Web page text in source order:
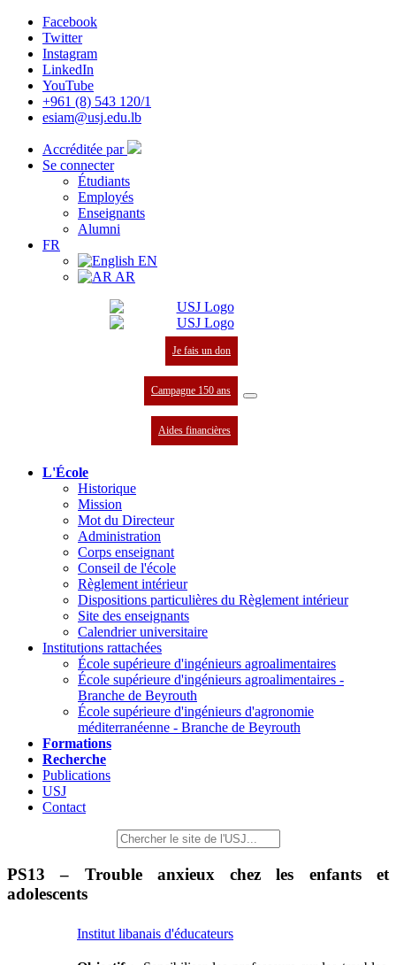
Facebook
Twitter
Instagram
LinkedIn
YouTube
+961 (8) 543 120/1
esiam@usj.edu.lb
Accréditée par
Se connecter
Étudiants
Employés
Enseignants
Alumni
FR
EN
AR
Je fais un don
Campagne 150 ans
Aides financières
L'École
Historique
Mission
Mot du Directeur
Administration
Corps enseignant
Conseil de l'école
Règlement intérieur
Dispositions particulières du Règlement intérieur
Site des enseignants
Calendrier universitaire
Institutions rattachées
École supérieure d'ingénieurs agroalimentaires
École supérieure d'ingénieurs agroalimentaires -
Branche de Beyrouth
École supérieure d'ingénieurs d'agronomie
méditerranéenne - Branche de Beyrouth
Formations
Recherche
Publications
USJ
Contact
PS13 – Trouble anxieux chez les enfants et
adolescents
Institut libanais d'éducateurs